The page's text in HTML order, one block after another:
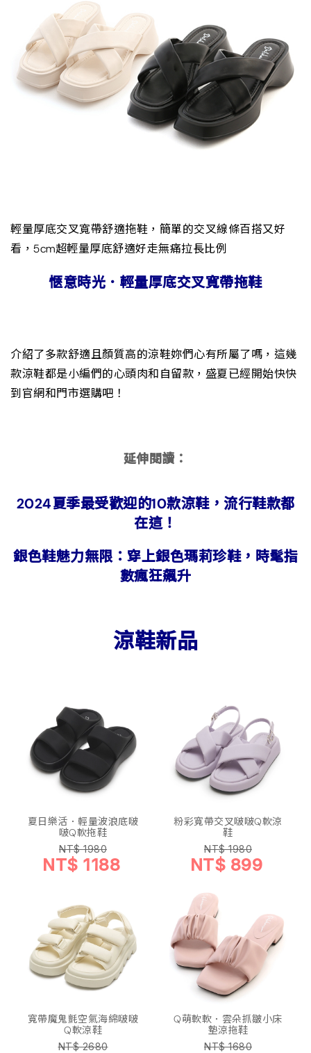
輕量厚底交叉寬帶舒適拖鞋，簡單的交叉線條百搭又好
看，5cm超輕量厚底舒適好走無痛拉長比例
愜意時光．輕量厚底交叉寬帶拖鞋
介紹了多款舒適且顏質高的涼鞋妳們心有所屬了嗎，這幾
款涼鞋都是小編們的心頭肉和自留款，盛夏已經開始快快
到官網和門市選購吧！
延伸閱讀：
2024夏季最受歡迎的10款涼鞋，流行鞋款都
在這！
銀色鞋魅力無限：穿上銀色瑪莉珍鞋，時髦指
數瘋狂飆升
涼鞋新品
夏日樂活．輕量波浪底啵
啵Q軟拖鞋
NT$ 1980
NT$ 1188
粉彩寬帶交叉啵啵Q軟涼
鞋
NT$ 1980
NT$ 899
寬帶魔鬼氈空氣海綿啵啵
Q軟涼鞋
NT$ 2680
Q萌軟軟．雲朵抓皺小床
墊涼拖鞋
NT$ 1680